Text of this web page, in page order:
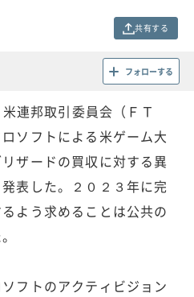
共有する
フォローする
連邦取引委員会（ＦＴ
ソフトによる米ゲーム大
ザードの買収に対する異
表した。２０２３年に完
よう求めることは公共の
フトのアクティビジョン